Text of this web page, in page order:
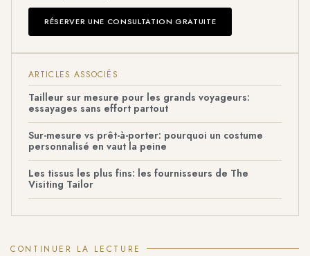
RÉSERVER UNE CONSULTATION GRATUITE
ARTICLES ASSOCIÉS
Tailleur sur mesure pour les grands voyageurs:
essayages sans effort partout
Sur-mesure vs prêt-à-porter: pourquoi un costume
personnalisé en vaut la peine
Les tissus les plus fins: les fournisseurs de The
Visiting Tailor
CONTINUER LA LECTURE